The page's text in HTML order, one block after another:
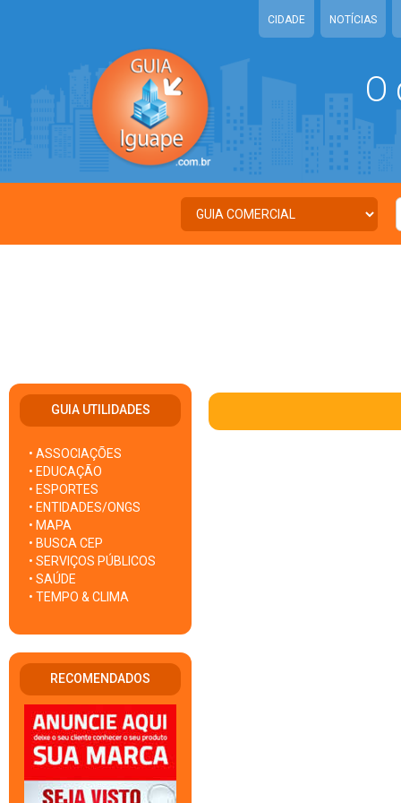
CIDADE NOTÍCIAS
O
GUIA UTILIDADES
• ASSOCIAÇÕES
• EDUCAÇÃO
• ESPORTES
• ENTIDADES/ONGS
• MAPA
• BUSCA CEP
• SERVIÇOS PÚBLICOS
• SAÚDE
• TEMPO & CLIMA
RECOMENDADOS